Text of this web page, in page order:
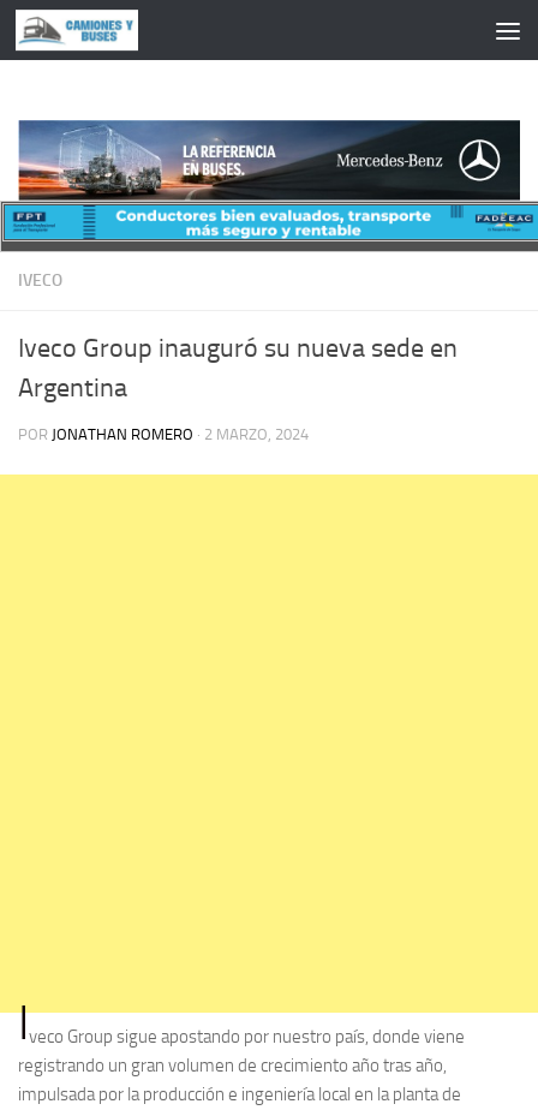
Saltar al contenido
IVECO
Iveco Group inauguró su nueva sede en
Argentina
POR JONATHAN ROMERO · 2 MARZO, 2024
Iveco Group sigue apostando por nuestro país, donde viene
registrando un gran volumen de crecimiento año tras año,
impulsada por la producción e ingeniería local en la planta de